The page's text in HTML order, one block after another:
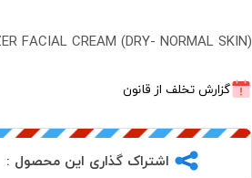
FACIAL CREAM (DRY- NORMAL SKIN)
گزارش تخلف از قانون
اشتراک گذاری این محصول :